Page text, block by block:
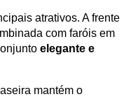
atrativos. A frente
com faróis em
elegante e
mantém o